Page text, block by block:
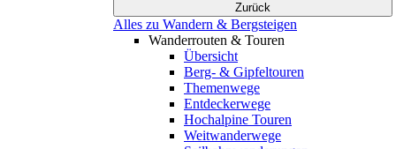
Zurück
Alles zu Wandern & Bergsteigen
Wanderrouten & Touren
Übersicht
Berg- & Gipfeltouren
Themenwege
Entdeckerwege
Hochalpine Touren
Weitwanderwege